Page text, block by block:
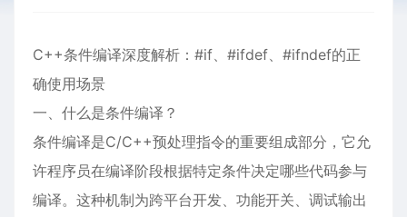
C++条件编译深度解析：#if、#ifdef、#ifndef的正
确使用场景
一、什么是条件编译？
条件编译是C/C++预处理指令的重要组成部分，它允
许程序员在编译阶段根据特定条件决定哪些代码参与
编译。这种机制为跨平台开发、功能开关、调试输出